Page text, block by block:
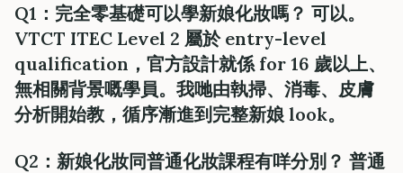
Q1：完全零基礎可以學新娘化妝嗎？ 可以。
VTCT ITEC Level 2 屬於 entry-level
qualification，官方設計就係 for 16 歲以上、
無相關背景嘅學員。我哋由執掃、消毒、皮膚
分析開始教，循序漸進到完整新娘 look。
Q2：新娘化妝同普通化妝課程有咩分別？ 普通